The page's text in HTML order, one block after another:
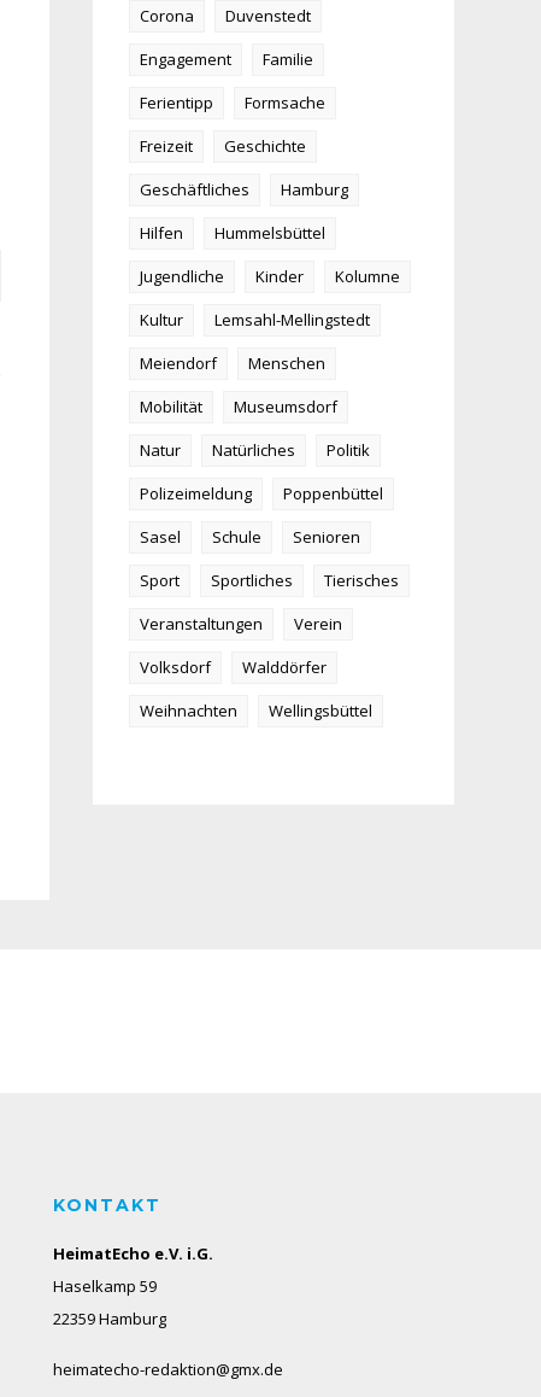
Corona
Duvenstedt
Engagement
Familie
Ferientipp
Formsache
Freizeit
Geschichte
Geschäftliches
Hamburg
Hilfen
Hummelsbüttel
Jugendliche
Kinder
Kolumne
Kultur
Lemsahl-Mellingstedt
Meiendorf
Menschen
Mobilität
Museumsdorf
Natur
Natürliches
Politik
Polizeimeldung
Poppenbüttel
Sasel
Schule
Senioren
Sport
Sportliches
Tierisches
Veranstaltungen
Verein
Volksdorf
Walddörfer
Weihnachten
Wellingsbüttel
KONTAKT
HeimatEcho e.V. i.G.
Haselkamp 59
22359 Hamburg
heimatecho-redaktion@gmx.de